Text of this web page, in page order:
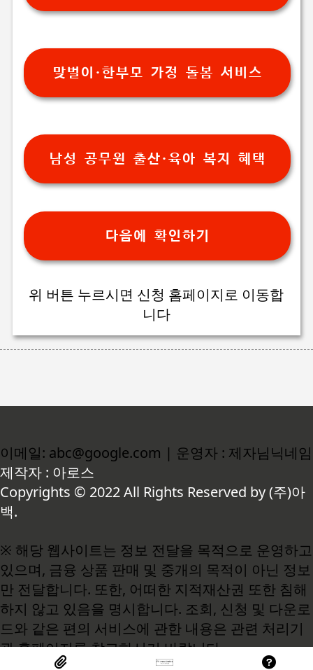
맞벌이·한부모 가정 돌봄 서비스
남성 공무원 출산·육아 복지 혜택
다음에 확인하기
위 버튼 누르시면 신청 홈페이지로 이동합
니다
이메일: abc@google.com | 운영자 : 제자님닉네임
제작자 : 아로스
Copyrights © 2022 All Rights Reserved by (주)아
백.
※ 해당 웹사이트는 정보 전달을 목적으로 운영하고
있으며, 금융 상품 판매 및 중개의 목적이 아닌 정보
만 전달합니다. 또한, 어떠한 지적재산권 또한 침해
하지 않고 있음을 명시합니다. 조회, 신청 및 다운로
드와 같은 편의 서비스에 관한 내용은 관련 처리기
관 홈페이지를 참고하시기 바랍니다.